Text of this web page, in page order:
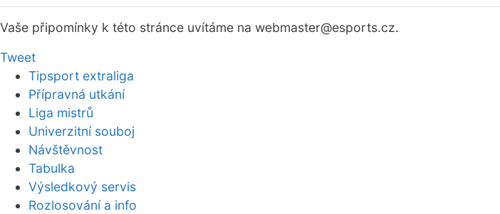
Vaše připomínky k této stránce uvítáme na webmaster@esports.cz.
Tweet
Tipsport extraliga
Přípravná utkání
Liga mistrů
Univerzitní souboj
Návštěvnost
Tabulka
Výsledkový servis
Rozlosování a info